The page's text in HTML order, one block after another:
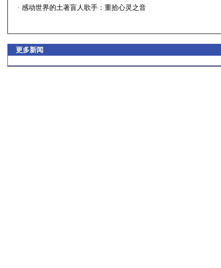
· 感动世界的土著盲人歌手：重拾心灵之音
更多新闻